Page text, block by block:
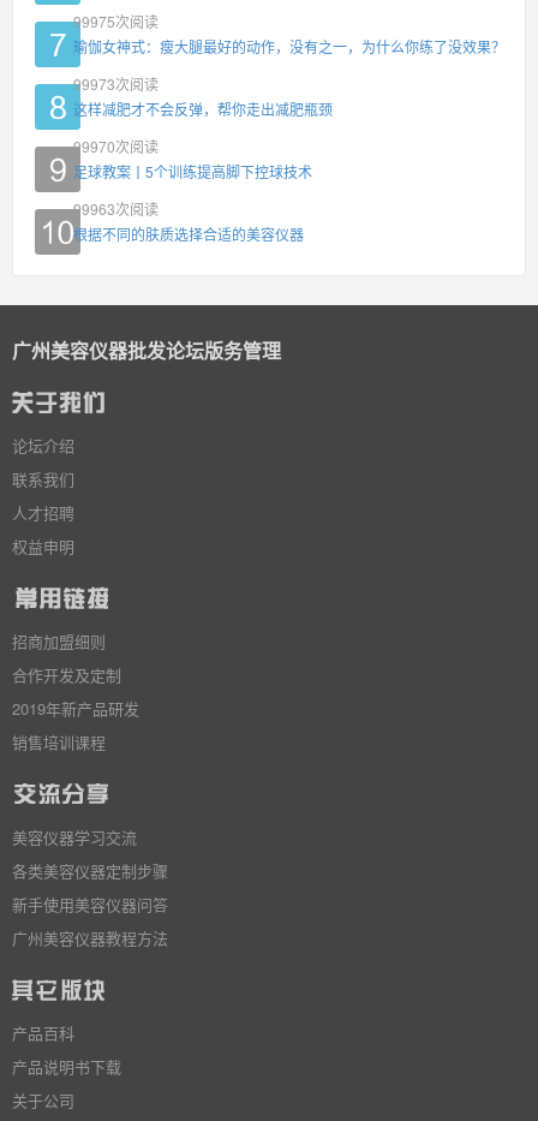
99975次阅读
瑜伽女神式：瘦大腿最好的动作，没有之一，为什么你练了没效果？
99973次阅读
这样减肥才不会反弹，帮你走出减肥瓶颈
99970次阅读
足球教案丨5个训练提高脚下控球技术
99963次阅读
根据不同的肤质选择合适的美容仪器
广州美容仪器批发论坛版务管理
论坛介绍
联系我们
人才招聘
权益申明
招商加盟细则
合作开发及定制
2019年新产品研发
销售培训课程
美容仪器学习交流
各类美容仪器定制步骤
新手使用美容仪器问答
广州美容仪器教程方法
产品百科
产品说明书下载
关于公司